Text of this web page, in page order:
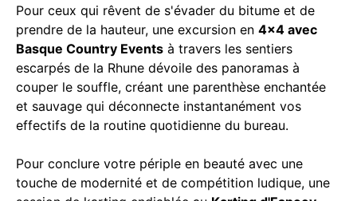
Pour ceux qui rêvent de s'évader du bitume et de
prendre de la hauteur, une excursion en 4x4 avec
Basque Country Events à travers les sentiers
escarpés de la Rhune dévoile des panoramas à
couper le souffle, créant une parenthèse enchantée
et sauvage qui déconnecte instantanément vos
effectifs de la routine quotidienne du bureau.
Pour conclure votre périple en beauté avec une
touche de modernité et de compétition ludique, une